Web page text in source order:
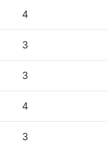
4
3
3
4
3